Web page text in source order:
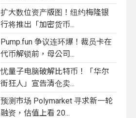
扩大数位资产版图！纽约梅隆银
行将推出「加密货币...
Pump.fun 争议连环爆！裁员卡在
代币解锁前，母公司...
忧量子电脑破解比特币！「华尔
街狂人」宣告清仓卖...
预测市场 Polymarket 寻求新一轮
融资，估值上看 20...